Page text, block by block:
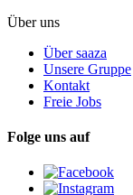
Über uns
Über saaza
Unsere Gruppe
Kontakt
Freie Jobs
Folge uns auf